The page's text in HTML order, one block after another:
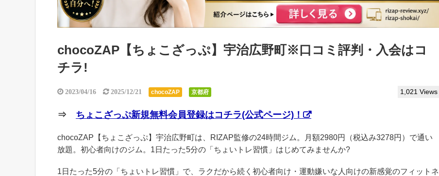
chocoZAP【ちょこざっぷ】宇治広野町※口コミ評判・入会はコ
チラ!
2023/04/16 2025/12/21 chocoZAP 京都府 1,021 Views
⇒ ちょこざっぷ新規無料会員登録はコチラ(公式ページ)！
chocoZAP【ちょこざっぷ】宇治広野町は、RIZAP監修の24時間ジム。月額2980円（税込み3278円）で通い
放題。初心者向けのジム。1日たった5分の「ちょいトレ習慣」はじめてみませんか?
1日たった5分の「ちょいトレ習慣」で、ラクだから続く初心者向け・運動嫌いな人向けの新感覚のフィットネ